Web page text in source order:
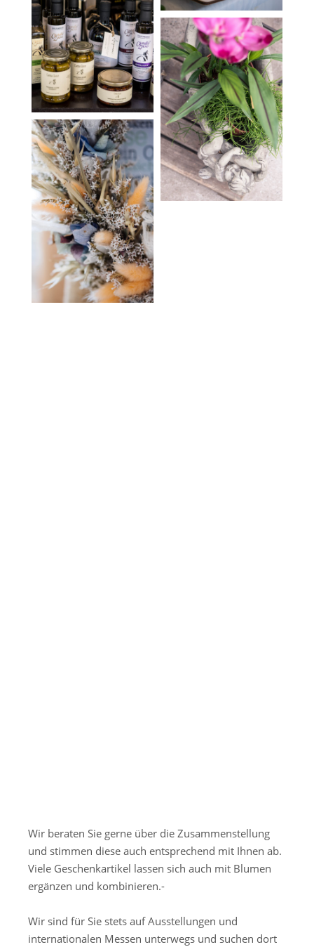
Wir beraten Sie gerne über die Zusammenstellung
und stimmen diese auch entsprechend mit Ihnen ab.
Viele Geschenkartikel lassen sich auch mit Blumen
ergänzen und kombinieren.-
Wir sind für Sie stets auf Ausstellungen und
internationalen Messen unterwegs und suchen dort